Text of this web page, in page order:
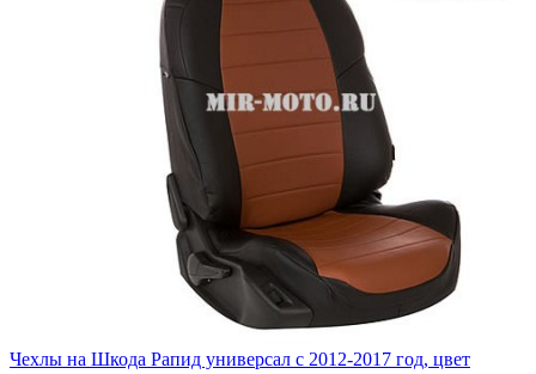
Чехлы на Шкода Рапид универсал с 2012-2017 год, цвет